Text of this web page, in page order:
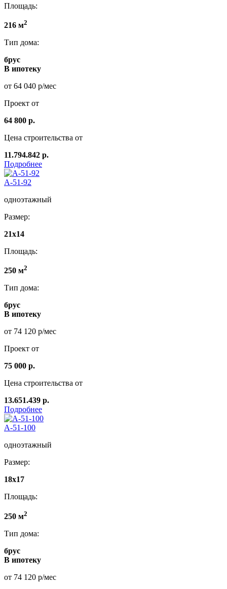
Площадь:
216 м2
Тип дома:
брус
В ипотеку
от 64 040 р/мес
Проект от
64 800 р.
Цена строительства от
11.794.842 р.
Подробнее
А-51-92
одноэтажный
Размер:
21х14
Площадь:
250 м2
Тип дома:
брус
В ипотеку
от 74 120 р/мес
Проект от
75 000 р.
Цена строительства от
13.651.439 р.
Подробнее
А-51-100
одноэтажный
Размер:
18х17
Площадь:
250 м2
Тип дома:
брус
В ипотеку
от 74 120 р/мес